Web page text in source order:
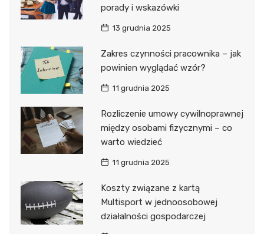
porady i wskazówki
13 grudnia 2025
Zakres czynności pracownika – jak
powinien wyglądać wzór?
11 grudnia 2025
Rozliczenie umowy cywilnoprawnej
między osobami fizycznymi – co
warto wiedzieć
11 grudnia 2025
Koszty związane z kartą
Multisport w jednoosobowej
działalności gospodarczej